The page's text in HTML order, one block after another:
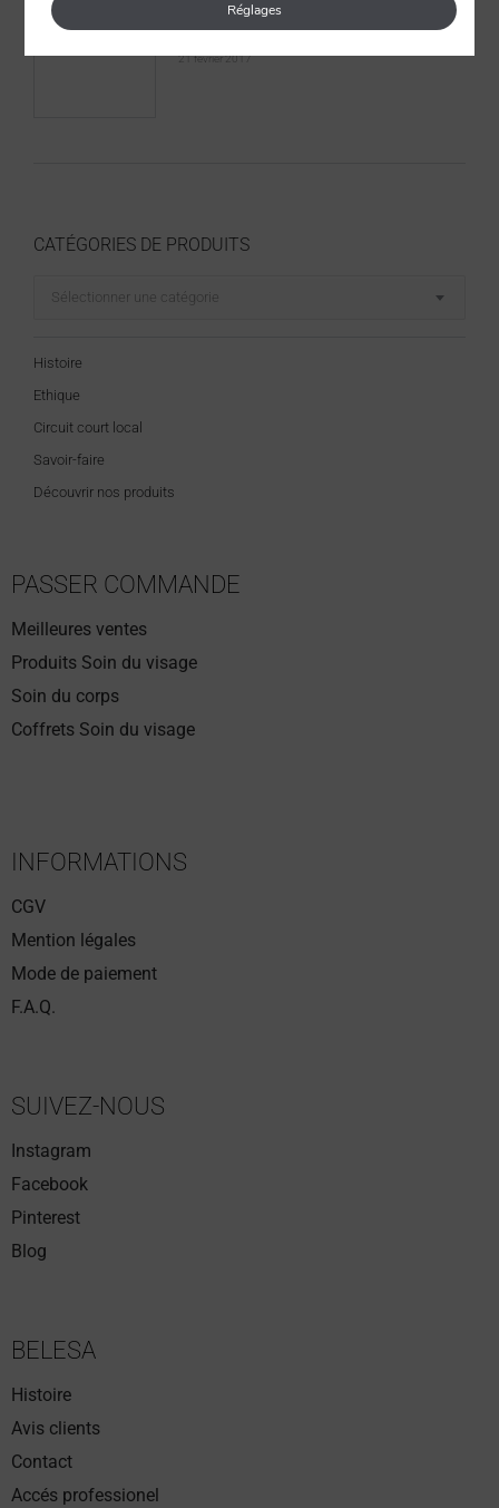
Parution dans « Simple Things »
21 février 2017
CATÉGORIES DE PRODUITS
Sélectionner une catégorie
Histoire
Ethique
Circuit court local
Savoir-faire
Découvrir nos produits
PASSER COMMANDE
Meilleures ventes
Produits Soin du visage
Soin du corps
Coffrets Soin du visage
INFORMATIONS
CGV
Mention légales
Mode de paiement
F.A.Q.
SUIVEZ-NOUS
Instagram
Facebook
Pinterest
Blog
BELESA
Histoire
Avis clients
Contact
Accés professionel
Réglages